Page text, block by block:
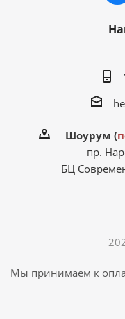
Шоурум (
пр.
БЦ
Мы принимаем к